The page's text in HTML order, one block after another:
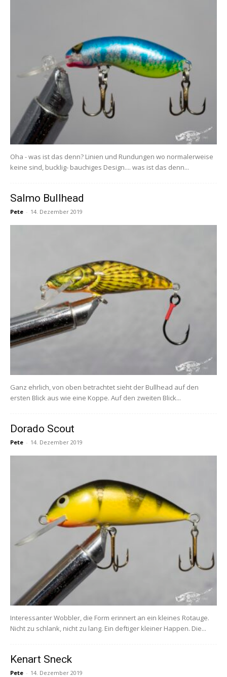
Oha - was ist das denn? Linien und Rundungen wo normalerweise
keine sind, bucklig- bauchiges Design.... was ist das denn...
Salmo Bullhead
Pete - 14. Dezember 2019
Ganz ehrlich, von oben betrachtet sieht der Bullhead auf den
ersten Blick aus wie eine Koppe. Auf den zweiten Blick...
Dorado Scout
Pete - 14. Dezember 2019
Interessanter Wobbler, die Form erinnert an ein kleines Rotauge.
Nicht zu schlank, nicht zu lang. Ein deftiger kleiner Happen. Die...
Kenart Sneck
Pete - 14. Dezember 2019